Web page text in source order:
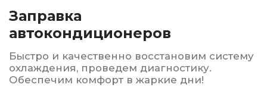
Гарантируем высокое качество
обслуживания, доступные цены
и индивидуальный подход
каждому клиенту. Мы